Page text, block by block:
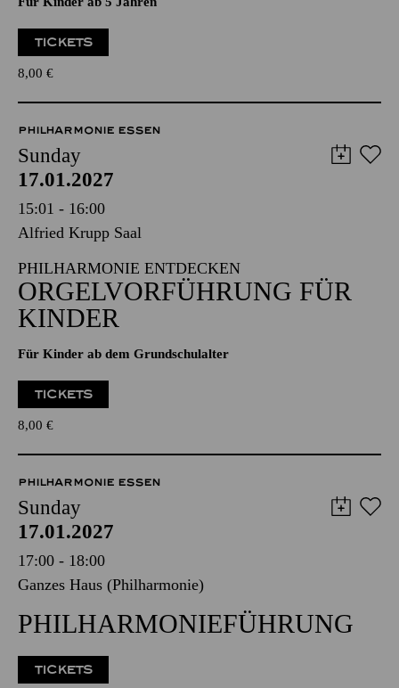
TICKETS
8,00 €
PHILHARMONIE ESSEN
Sunday
17.01.2027
15:01 - 16:00
Alfried Krupp Saal
PHILHARMONIE ENTDECKEN
ORGELVORFÜHRUNG FÜR
KINDER
Für Kinder ab dem Grundschulalter
TICKETS
8,00 €
PHILHARMONIE ESSEN
Sunday
17.01.2027
17:00 - 18:00
Ganzes Haus (Philharmonie)
PHILHARMONIEFÜHRUNG
TICKETS